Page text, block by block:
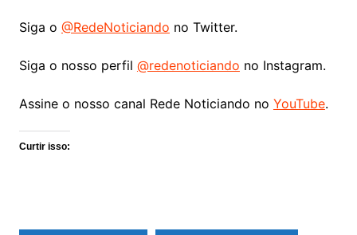
Siga o @RedeNoticiando no Twitter.
Siga o nosso perfil @redenoticiando no Instagram.
Assine o nosso canal Rede Noticiando no YouTube.
Curtir isso: